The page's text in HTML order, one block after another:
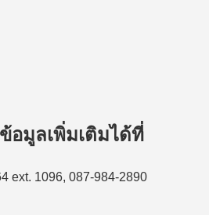
อมูลเพิ่มเติมได้ที่
ext. 1096, 087-984-2890